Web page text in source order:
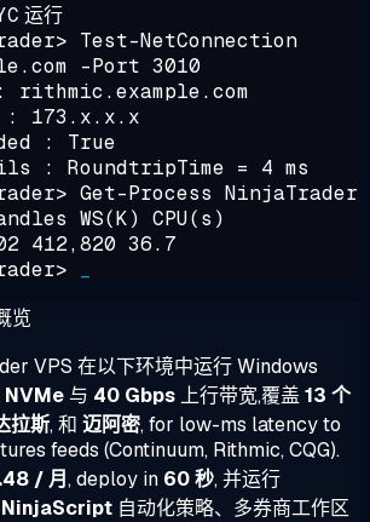
运行
Test-NetConnection
-Port 3010
: rithmic.example.com
: 173.x.x.x
: True
: RoundtripTime = 4 ms
Get-Process NinjaTrader
WS(K) CPU(s)
412,820 36.7
览
VPS 在以下环境中运行 Windows
NVMe 与 40 Gbps 上行带宽,覆盖 13 个
拉斯, 和 迈阿密, for low-ms latency to
feeds (Continuum, Rithmic, CQG).
/ 月, deploy in 60 秒, 并运行
NinjaScript 自动化策略、多券商工作区